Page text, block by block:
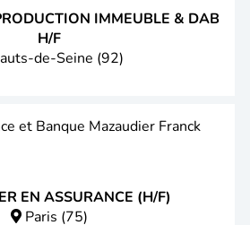
IMMEUBLE & DAB
H/F
de-Seine (92)
EN ASSURANCE (H/F)
Paris (75)